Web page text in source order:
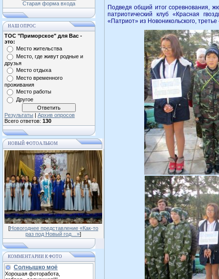
Старая форма входа
НАШ ОПРОС
ТОС "Приморское" для Вас -
это:
Место жительства
Место, где живут родные и
друзья
Место отдыха
Место временного
проживания
Место работы
Другое
Результаты | Архив опросов
Всего ответов: 130
НОВЫЙ ФОТОАЛЬБОМ
[Новогоднее представление «Как-то
раз под Новый год…»]
КОММЕНТАРИИ К ФОТО
Солнышко моё
Хорошая фоторабота,
Подведя общий итог соревнования,
патриотический клуб «Красная
«Патриот» из Новоникольского,